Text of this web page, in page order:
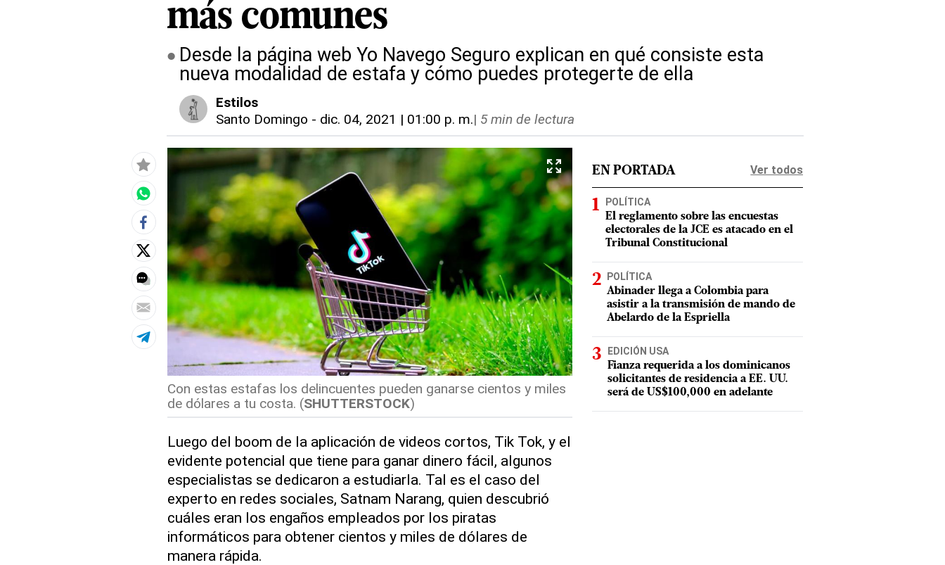
más comunes
Desde la página web Yo Navego Seguro explican en qué consiste esta
nueva modalidad de estafa y cómo puedes protegerte de ella
Estilos
Santo Domingo - dic. 04, 2021 | 01:00 p. m.| 5 min de lectura
Con estas estafas los delincuentes pueden ganarse cientos y miles
de dólares a tu costa. (SHUTTERSTOCK)
Luego del boom de la aplicación de videos cortos, Tik Tok, y el
evidente potencial que tiene para ganar dinero fácil, algunos
especialistas se dedicaron a estudiarla. Tal es el caso del
experto en redes sociales, Satnam Narang, quien descubrió
cuáles eran los engaños empleados por los piratas
informáticos para obtener cientos y miles de dólares de
manera rápida.
EN PORTADA Ver todos
POLÍTICA
El reglamento sobre las encuestas
electorales de la JCE es atacado en el
Tribunal Constitucional
POLÍTICA
Abinader llega a Colombia para
asistir a la transmisión de mando de
Abelardo de la Espriella
EDICIÓN USA
Fianza requerida a los dominicanos
solicitantes de residencia a EE. UU.
será de US$100,000 en adelante